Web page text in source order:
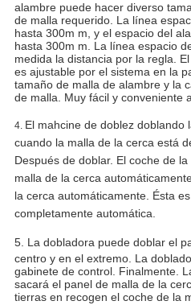
alambre puede hacer diverso
de malla requerido. La línea
hasta 300m m, y el espacio del
hasta 300m m. La línea espacio
medida la distancia por la regla.
es ajustable por el sistema en la
tamaño de malla de alambre y la
de malla. Muy fácil y conveniente
4. El mahcine de doblez doblando
cuando la malla de la cerca está
Después de doblar. El coche de
malla de la cerca
la cerca automáticamente. Ésta
completamente automática.
5. La dobladora puede doblar el
centro y en el extremo. La
gabinete de control. Finalmente.
sacará el panel de malla de la
tierras en recogen el coche de la